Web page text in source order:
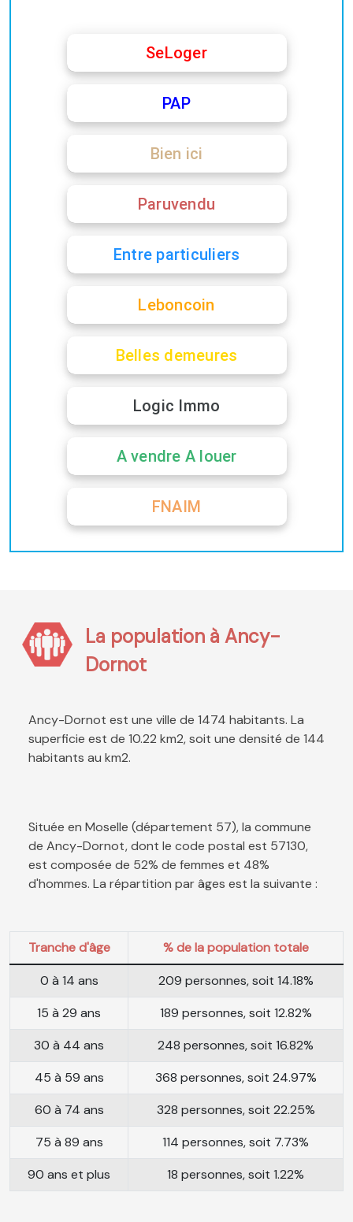
SeLoger
PAP
Bien ici
Paruvendu
Entre particuliers
Leboncoin
Belles demeures
Logic Immo
A vendre A louer
FNAIM
La population à Ancy-
Dornot
Ancy-Dornot est une ville de 1474 habitants. La
superficie est de 10.22 km2, soit une densité de 144
habitants au km2.
Située en Moselle (département 57), la commune
de Ancy-Dornot, dont le code postal est 57130,
est composée de 52% de femmes et 48%
d'hommes. La répartition par âges est la suivante :
Tranche d'âge
% de la population totale
0 à 14 ans
209 personnes, soit 14.18%
15 à 29 ans
189 personnes, soit 12.82%
30 à 44 ans
248 personnes, soit 16.82%
45 à 59 ans
368 personnes, soit 24.97%
60 à 74 ans
328 personnes, soit 22.25%
75 à 89 ans
114 personnes, soit 7.73%
90 ans et plus
18 personnes, soit 1.22%